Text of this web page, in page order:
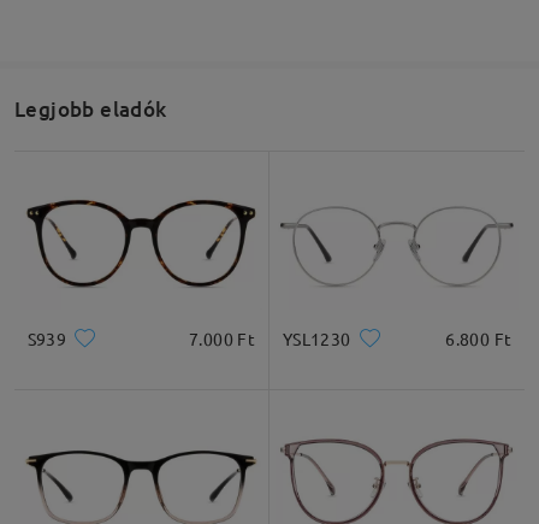
Legjobb eladók
S939 7.000 Ft YSL1230 6.800 Ft